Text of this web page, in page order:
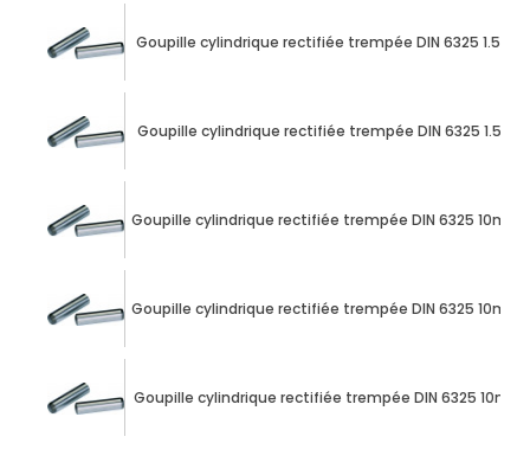
Goupille cylindrique rectifiée trempée DIN 6325
Goupille cylindrique rectifiée trempée DIN 6325
Goupille cylindrique rectifiée trempée DIN 6325 10mm
Goupille cylindrique rectifiée trempée DIN 6325 10mm
Goupille cylindrique rectifiée trempée DIN 6325